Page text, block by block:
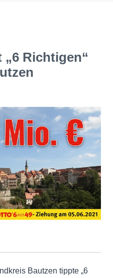
Richtigen“
Bautzen tippte „6